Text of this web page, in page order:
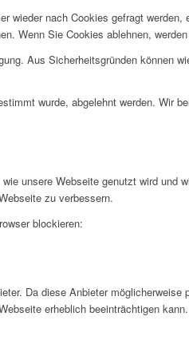
nach Cookies gefragt
Wenn Sie Cookies ablehnen,
Aus Sicherheitsgründen können
wurde, abgelehnt werden. Wir
unsere Webseite genutzt wird und
zu verbessern.
blockieren:
Da diese Anbieter
erheblich beeinträchtigen